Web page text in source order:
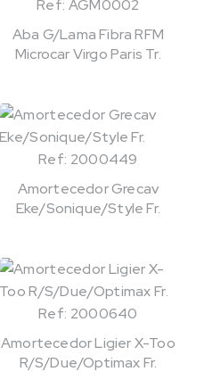
Ref: AGM0002
Aba G/Lama Fibra RFM
Microcar Virgo Paris Tr.
Ref: 2000449
Amortecedor Grecav
Eke/Sonique/Style Fr.
Ref: 2000640
Amortecedor Ligier X-Too
R/S/Due/Optimax Fr.